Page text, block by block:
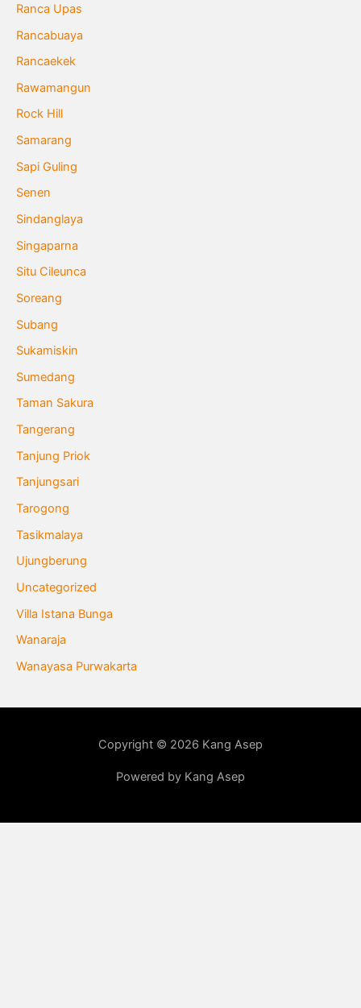
Ranca Upas
Rancabuaya
Rancaekek
Rawamangun
Rock Hill
Samarang
Sapi Guling
Senen
Sindanglaya
Singaparna
Situ Cileunca
Soreang
Subang
Sukamiskin
Sumedang
Taman Sakura
Tangerang
Tanjung Priok
Tanjungsari
Tarogong
Tasikmalaya
Ujungberung
Uncategorized
Villa Istana Bunga
Wanaraja
Wanayasa Purwakarta
Copyright © 2026 Kang Asep
Powered by Kang Asep